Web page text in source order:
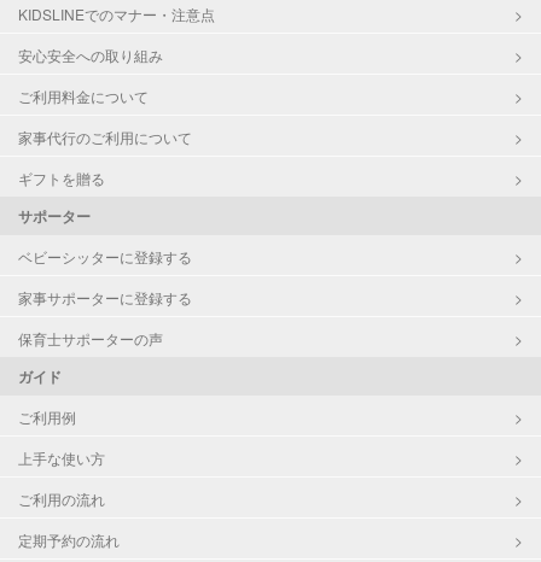
KIDSLINEでのマナー・注意点
安心安全への取り組み
ご利用料金について
家事代行のご利用について
ギフトを贈る
サポーター
ベビーシッターに登録する
家事サポーターに登録する
保育士サポーターの声
ガイド
ご利用例
上手な使い方
ご利用の流れ
定期予約の流れ